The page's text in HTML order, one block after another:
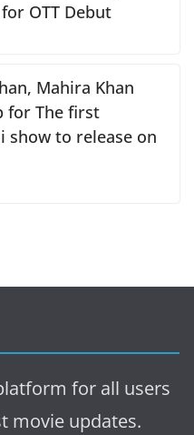
OTT Debut
Mahira Khan
for The first
show to release on
for all users
movie updates.